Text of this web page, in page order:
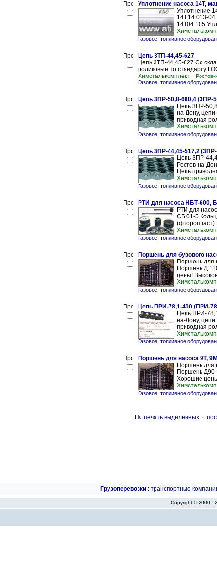
Уплотнение насоса 14Т,
Уплотнение
14Т.14.013-
14Т04.105
Газовое, топливное
Цепь 3ТП-44,45-627
Цепь 3ТП-44,45-627 Со
роликовые по стандарту
Химсталькомплект
Ростов-
Газовое, топливное
Цепь 3ПР-50,8-680,4 (3ПР-
Цепь 3ПР-
на-Дону,
приводная
Газовое, топливное
Цепь 3ПР-44,45-517,2
Цепь 3ПР-
Ростов-на-
Цепь
Газовое, топливное
РТИ для насоса НБТ-600,
РТИ для
СБ 01-5
(фторопласт)
Газовое, топливное
Поршень для бурового
Поршень для
Поршень Д
цены!
Газовое, топливное
Цепь ПРИ-78,1-400 (ПРИ-
Цепь ПРИ-
на-Дону,
приводная
Газовое, топливное
Поршень для насоса 9Т,
Поршень для
Поршень Д90
Хорошие
Газовое, топливное
печать выделенных -
Грузоперевозки : транспортные
Copyright © 2000 -